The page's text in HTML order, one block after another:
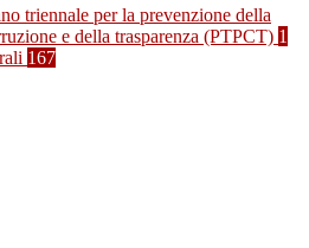
triennale per la prevenzione della
e della trasparenza (PTPCT) 1
167